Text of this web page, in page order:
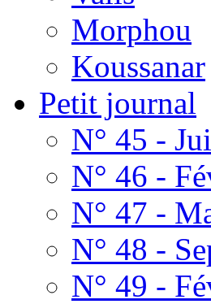
Morphou
Koussanar
Petit journal
N° 45 -
N° 46 -
N° 47 -
N° 48 -
N° 49 -